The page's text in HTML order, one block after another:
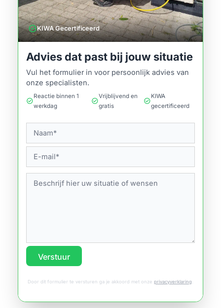
verifiedKIWA Gecertificeerd
Advies dat past bij jouw situatie
Vul het formulier in voor persoonlijk advies van
onze specialisten.
check_circle
Reactie binnen 1
werkdag
check_circle
Vrijblijvend en
gratis
check_circle
KIWA
gecertificeerd
Verstuur
Door dit formulier te versturen ga je akkoord met onze privacyverklaring.